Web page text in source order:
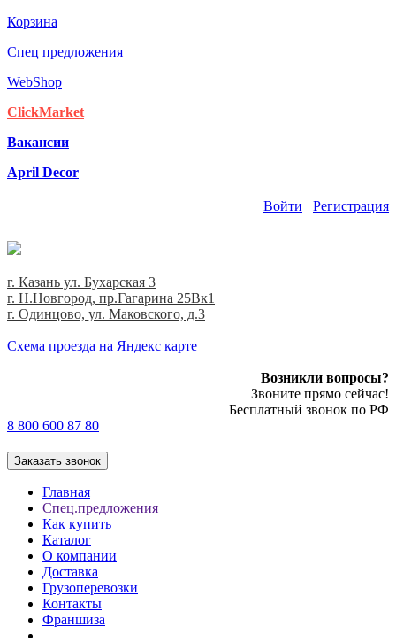
Корзина
Спец предложения
WebShop
ClickMarket
Вакансии
April Decor
Войти Регистрация
г. Казань ул. Бухарская 3
г. Н.Новгород, пр.Гагарина 25Вк1
г. Одинцово, ул. Маковского, д.3
Cхема проезда на Яндекс карте
Возникли вопросы?
Звоните прямо сейчас!
Бесплатный звонок по РФ
8 800 600 87 80
Заказать звонок
Главная
Спец.предложения
Как купить
Каталог
О компании
Доставка
Грузоперевозки
Контакты
Франшиза